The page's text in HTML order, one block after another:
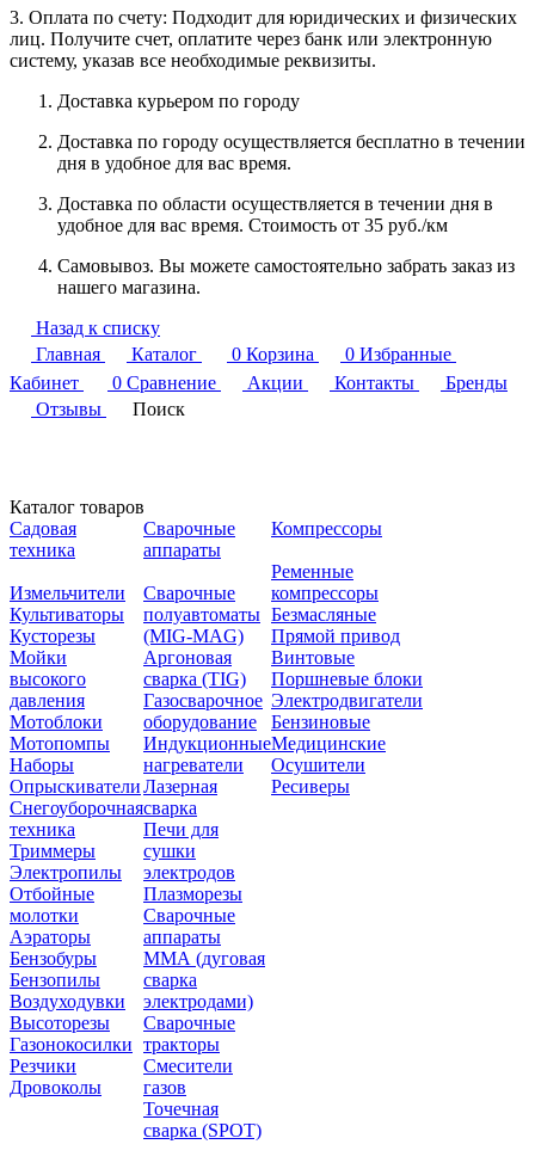
3. Оплата по счету: Подходит для юридических и физических
лиц. Получите счет, оплатите через банк или электронную
систему, указав все необходимые реквизиты.
Доставка курьером по городу
Доставка по городу осуществляется бесплатно в течении
дня в удобное для вас время.
Доставка по области осуществляется в течении дня в
удобное для вас время. Стоимость от 35 руб./км
Самовывоз. Вы можете самостоятельно забрать заказ из
нашего магазина.
Назад к списку
Главная
Каталог 0 Корзина 0 Избранные
Кабинет
0 Сравнение Акции Контакты
Бренды
Отзывы
Поиск
Каталог товаров
Садовая
техника
Измельчители
Культиваторы
Кусторезы
Мойки
высокого
давления
Мотоблоки
Мотопомпы
Наборы
Опрыскиватели
Снегоуборочная
техника
Триммеры
Электропилы
Отбойные
молотки
Аэраторы
Бензобуры
Бензопилы
Воздуходувки
Высоторезы
Газонокосилки
Резчики
Дровоколы
Сварочные
аппараты
Сварочные
полуавтоматы
(MIG-MAG)
Аргоновая
сварка (TIG)
Газосварочное
оборудование
Индукционные
нагреватели
Лазерная
сварка
Печи для
сушки
электродов
Плазморезы
Сварочные
аппараты
ММА (дуговая
сварка
электродами)
Сварочные
тракторы
Смесители
газов
Точечная
сварка (SPOT)
Компрессоры
Ременные
компрессоры
Безмасляные
Прямой привод
Винтовые
Поршневые блоки
Электродвигатели
Бензиновые
Медицинские
Осушители
Ресиверы